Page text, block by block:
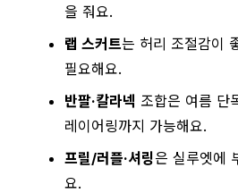
을 줘요.
랩 스커트는 허리 조절감이
필요해요.
반팔·칼라넥 조합은 여름 단
레이어링까지 가능해요.
프릴/러플·셔링은 실루엣에
요.